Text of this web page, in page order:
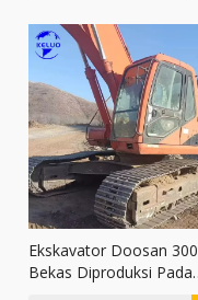
Ekskavator Doosan 300
Bekas Diproduksi Pada